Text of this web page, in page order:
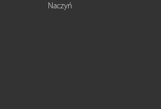
Naczyń